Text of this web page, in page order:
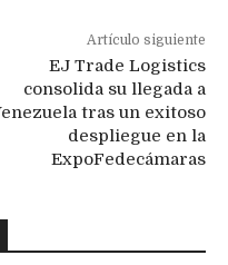
Artículo siguiente
EJ Trade Logistics
consolida su llegada a
tras un exitoso
despliegue en la
ExpoFedecámaras